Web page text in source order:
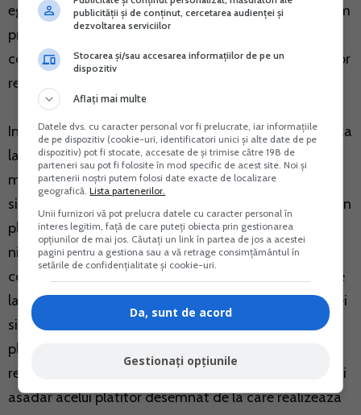
egal cu 22.800 lei, vor fi retinute CAS si CASS conform
prevederilor din contract, fiind necesare prevederi in
contract cu privire la desemnare si nivelul contributiilor
retinute.
In aceeasi situatie este si persoana fizica ce cumuleaza
la nivel de an venituri din drepturi de autor de la mai
multi platitori de venituri peste plafonul de 22.800 lei
si veniturile nete estimate a se realiza de la cel putin un
platitor de venit sunt egale sau mai mari decat acest
nivel. Persoana fizica urmeaza sa desemneze prin
contractul incheiat intre parti acel platitor de venit de
la care venitul realizat este cel putin egal cu 22.800 lei
si care are obligatia sa calculeze, sa retina si sa
plateasca contributiile in anul in curs. Calculul,
retinerea, virarea si declararea contributiilor vor reveni
asadar acelui platitor desemnat de la care realizeaza
publicității și de conținut, cercetarea audienței și
dezvoltarea serviciilor
Stocarea și/sau accesarea informațiilor de pe un
dispozitiv
Aflați mai multe
Datele dvs. cu caracter personal vor fi prelucrate, iar informațiile
de pe dispozitiv (cookie-uri, identificatori unici și alte date de pe
dispozitiv) pot fi stocate, accesate de și trimise către 198 de
parteneri sau pot fi folosite în mod specific de acest site. Noi și
partenerii noștri putem folosi date exacte de localizare
geografică.Lista partenerilor.
Unii furnizori vă pot prelucra datele cu caracter personal în
interes legitim, față de care puteți obiecta prin gestionarea
opțiunilor de mai jos. Căutați un link în partea de jos a acestei
pagini pentru a gestiona sau a vă retrage consimțământul în
setările de confidențialitate și cookie-uri.
Da, sunt de acord
Gestionați opțiunile